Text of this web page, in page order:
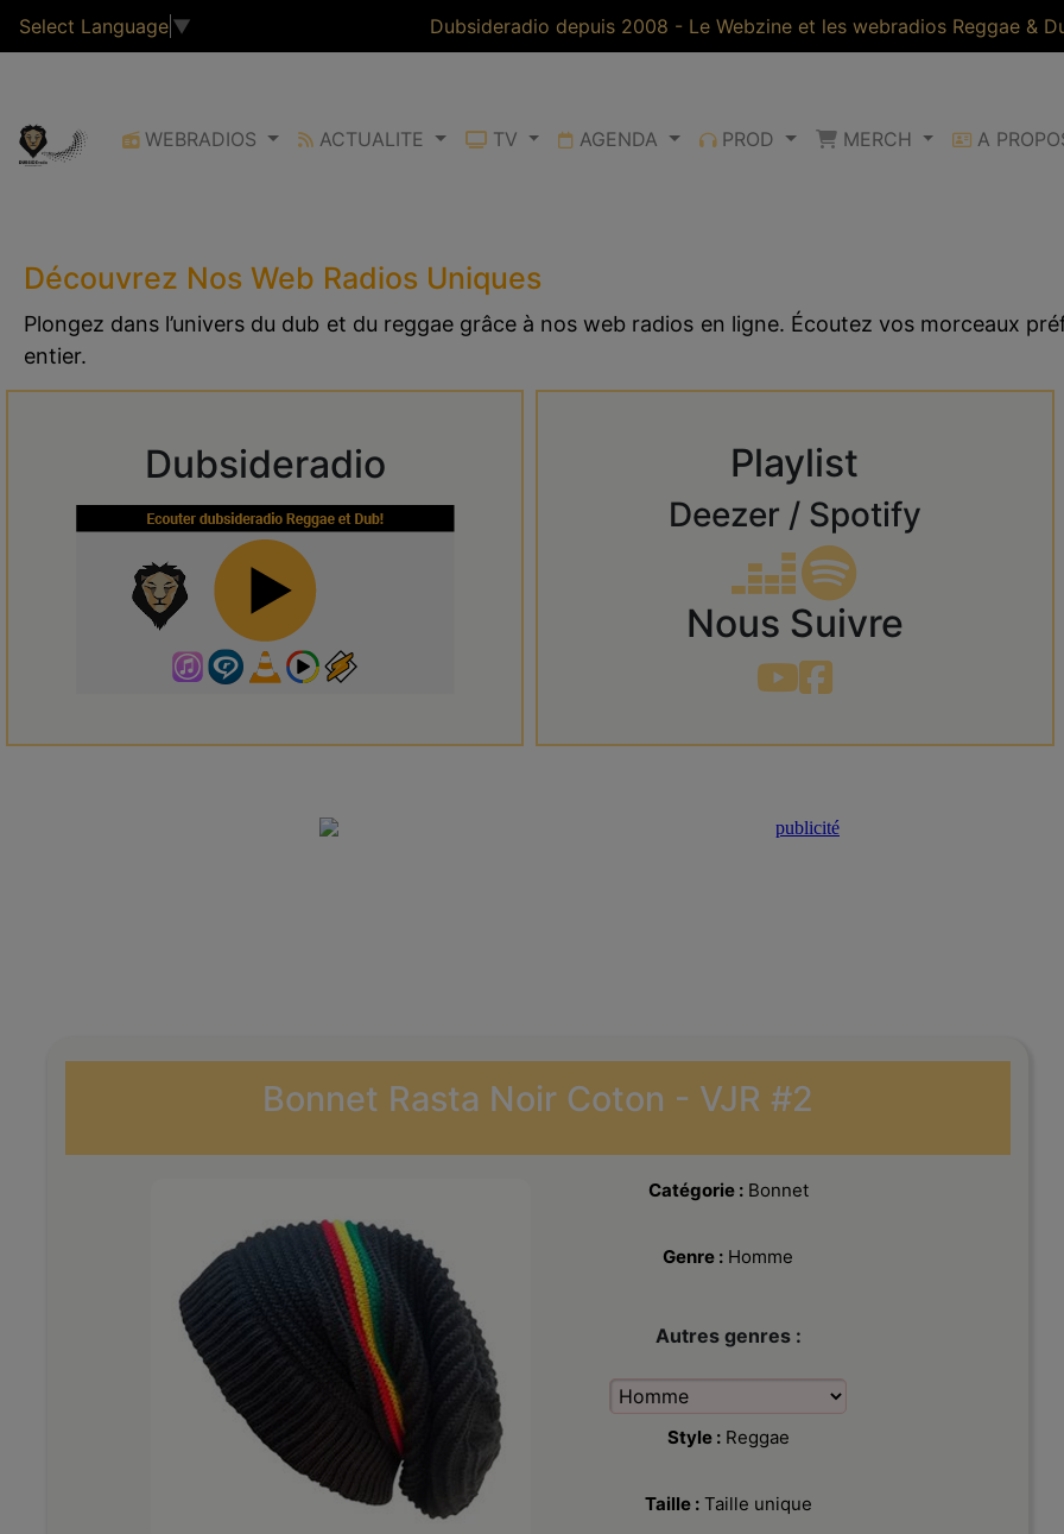
Select Language ▼ Dubsideradio depuis 2008 - Le Webzine et les webradios Reggae &
WEBRADIOS ACTUALITE TV AGENDA PROD MERCH A
Découvrez Nos Web Radios Uniques
Plongez dans l’univers du dub et du reggae grâce à nos web radios en ligne. Écoutez vos morceaux
entier.
Dubsideradio Playlist
Deezer / Spotify
Nous Suivre
Bonnet Rasta Noir Coton - VJR #2
Catégorie :Bonnet
Genre : Homme
Autres genres :
Style :Reggae
Taille :Taille unique
Bonnet Rasta en Laine tricotée Noir